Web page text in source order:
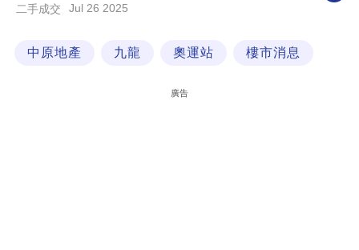
科
二手成交 Jul 26 2025
中原地產 九龍 奧運站 樓市消息
廣告